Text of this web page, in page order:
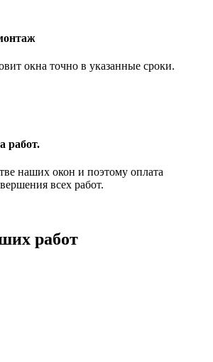
окна точно в указанные сроки.
работ.
наших окон и поэтому оплата
всех работ.
работ